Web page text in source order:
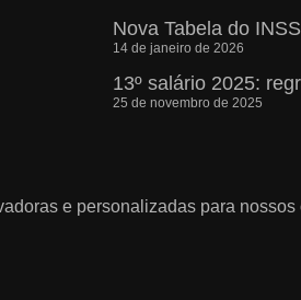
Nova Tabela do
14 de janeiro de 2026
13º salário 2025:
25 de novembro de 2025
e personalizadas para nossos